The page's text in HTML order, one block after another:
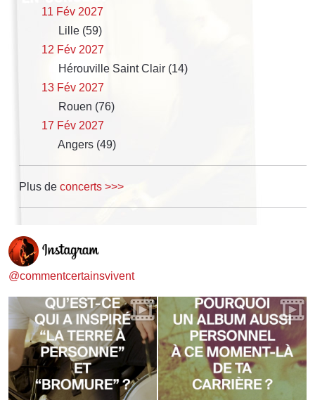
11 Fév 2027
Lille (59)
12 Fév 2027
Hérouville Saint Clair (14)
13 Fév 2027
Rouen (76)
17 Fév 2027
Angers (49)
Plus de concerts >>>
@commentcertainsvivent